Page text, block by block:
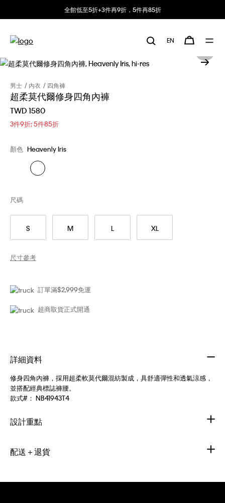
全館低至5折+3件再9折，5件再85折
EN
男士 內衣 四角褲
超柔莫代爾修身四角內褲
TWD 1580
3件9折; 5件85折
顏色 Heavenly Iris
S M L XL
尺碼
尺寸參考
訂單滿$2,999免運
超商取貨正式開通
詳細資料
修身四角內褲，採用超柔軟莫代爾混紡製成，具舒適彈性和透氣涼感，
並搭配經典標誌褲腰。
款式#： NB41943T4
設計重點
配送＋退貨